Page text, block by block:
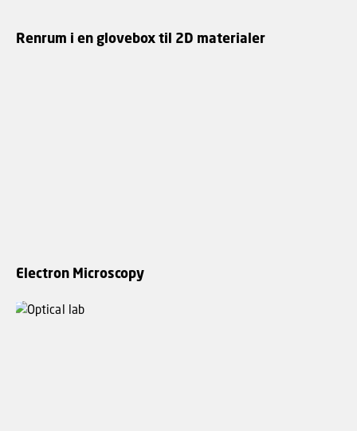
Renrum i en glovebox til 2D materialer
Electron Microscopy